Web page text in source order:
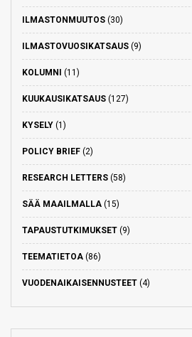
ILMASTONMUUTOS (30)
ILMASTOVUOSIKATSAUS (9)
KOLUMNI (11)
KUUKAUSIKATSAUS (127)
KYSELY (1)
POLICY BRIEF (2)
RESEARCH LETTERS (58)
SÄÄ MAAILMALLA (15)
TAPAUSTUTKIMUKSET (9)
TEEMATIETOA (86)
VUODENAIKAISENNUSTEET (4)